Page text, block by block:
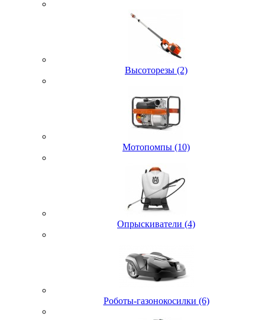
Высоторезы (2)
Мотопомпы (10)
Опрыскиватели (4)
Роботы-газонокосилки (6)